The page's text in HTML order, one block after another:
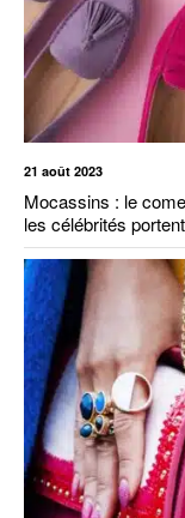
21 août 2023
Mocassins : le
les célébrités